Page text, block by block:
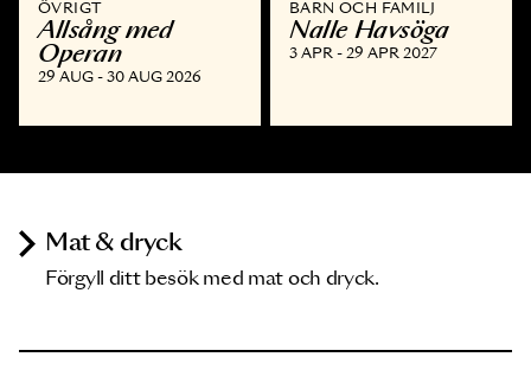
ÖVRIGT
Allsång med
Operan
29 AUG - 30 AUG 2026
BARN OCH FAMILJ
Nalle Havsöga
3 APR - 29 APR 2027
Mat & dryck
Förgyll ditt besök med mat och dryck.